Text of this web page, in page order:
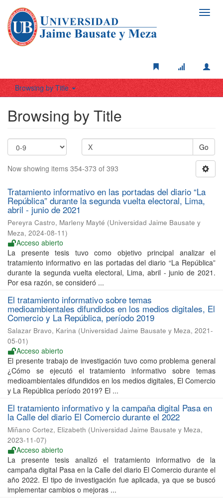
Browsing by Title
Browsing by Title
Go
Now showing items 354-373 of 393
Tratamiento informativo en las portadas del diario “La
República” durante la segunda vuelta electoral, Lima,
abril - junio de 2021
Pereyra Castro, Marleny Mayté (Universidad Jaime Bausate y
Meza, 2024-08-11)
Acceso abierto
La presente tesis tuvo como objetivo principal analizar el
tratamiento informativo en las portadas del diario “La República”
durante la segunda vuelta electoral, Lima, abril - junio de 2021.
Por esa razón, se consideró ...
El tratamiento informativo sobre temas
medioambientales difundidos en los medios digitales, El
Comercio y La República, período 2019
Salazar Bravo, Karina (Universidad Jaime Bausate y Meza, 2021-
05-01)
Acceso abierto
El presente trabajo de investigación tuvo como problema general
¿Cómo se ejecutó el tratamiento informativo sobre temas
medioambientales difundidos en los medios digitales, El Comercio
y La República período 2019? El ...
El tratamiento informativo y la campaña digital Pasa en
la Calle del diario El Comercio durante el 2022
Miñano Cortez, Elizabeth (Universidad Jaime Bausate y Meza,
2023-11-07)
Acceso abierto
La presente tesis analizó el tratamiento informativo de la
campaña digital Pasa en la Calle del diario El Comercio durante el
año 2022. El tipo de investigación fue aplicada, ya que se buscó
implementar cambios o mejoras ...